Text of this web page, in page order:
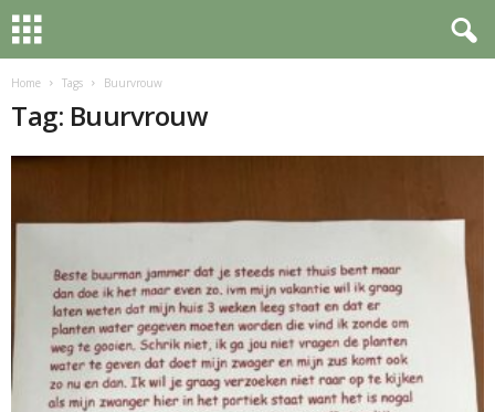
Home Tags Buurvrouw
Tag: Buurvrouw